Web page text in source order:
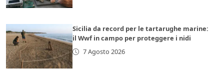
Sicilia da record per le tartarughe marine:
il Wwf in campo per proteggere i nidi
7 Agosto 2026